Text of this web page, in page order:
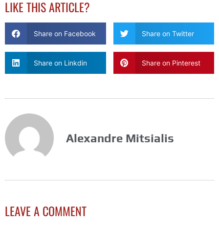
LIKE THIS ARTICLE?
Share on Facebook Share on Twitter
Share on Linkdin Share on Pinterest
Alexandre Mitsialis
LEAVE A COMMENT